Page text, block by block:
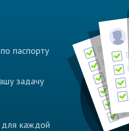
паспорту
задачу
каждой